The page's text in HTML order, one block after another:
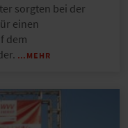
sorgten bei der
einen
dem
…MEHR